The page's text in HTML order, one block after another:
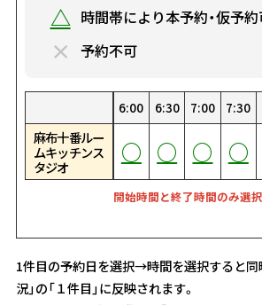
△ 時間帯により本予約・仮予約
× 予約不可
麻布十番ルー
ムキッチンス
タジオ
○ ○
○ ○
20:30
○
21:00
○
21:30
○
22:00
○
○ ○ ○
17:00
○
17:30
○
18:00
○
18:30
○
○ ○
13:00
○
13:30
○
14:00
○
14:30
○
○ ○
9:30
○
10:00
○
10:30
○
11:00
○
○ ○ ○
6:00
○
6:30
○
7:00
○
7:30
○
○ ○ ○
2:30
○
3:00
○
3:30
○
4:00
○
0:00
○
開始時間と終了時間のみ選
1件目の予約日を選択→時間を選択すると同
況」の「１件目」に反映されます。